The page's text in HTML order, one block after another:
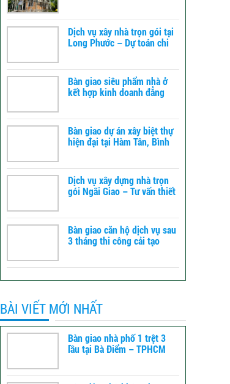
Dịch vụ xây nhà trọn gói tại
Long Phước – Dự toán chi
Bàn giao siêu phẩm nhà ở
kết hợp kinh doanh đẳng
Bàn giao dự án xây biệt thự
hiện đại tại Hàm Tân, Bình
Dịch vụ xây dựng nhà trọn
gói Ngãi Giao – Tư vấn thiết
Bàn giao căn hộ dịch vụ sau
3 tháng thi công cải tạo
BÀI VIẾT MỚI NHẤT
Bàn giao nhà phố 1 trệt 3
lầu tại Bà Điểm – TPHCM